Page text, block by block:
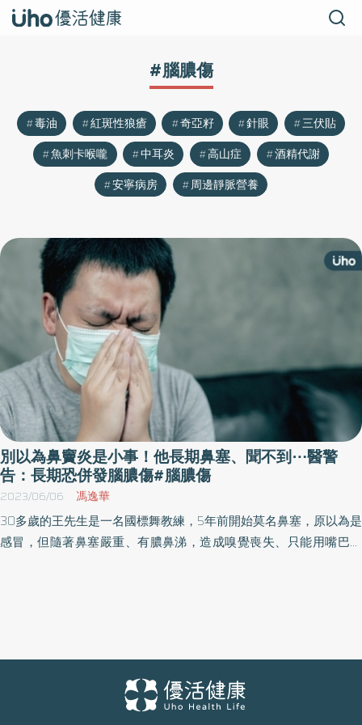
#腦膿傷
毒油 紅斑性狼瘡 奇亞籽 針眼
三伏貼
魚刺卡喉嚨
中耳炎 高山症
酒精代謝
安寧病房
周邊靜脈營養
別以為鼻竇炎是小事！他長期鼻塞、聞不到⋯醫警
告：長期恐併發腦膿傷#腦膿傷
2023/06/06 馮逸華
30多歲的王先生是一名國標舞教練，5年前開始莫名鼻塞，原以為是
感冒，但隨著鼻塞嚴重、有膿鼻涕，造成嗅覺喪失、只能用嘴巴呼